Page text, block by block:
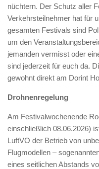
nüchtern. Der Schutz aller
Verkehrsteilnehmer hat für
gesamten Festivals sind
um den
jemanden vermisst oder
sind jederzeit für euch da.
gewohnt direkt am Dorint
Drohnenregelung
Am Festivalwochenende
einschließlich 08.06.2026)
LuftVO der Betrieb von
Flugmodellen –
eines seitlichen Abstands